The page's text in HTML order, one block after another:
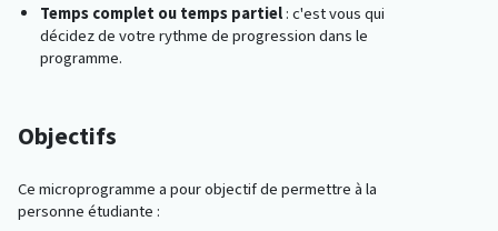
Temps complet ou temps partiel : c'est vous qui
décidez de votre rythme de progression dans le
programme.
Objectifs
Ce microprogramme a pour objectif de permettre à la
personne étudiante :